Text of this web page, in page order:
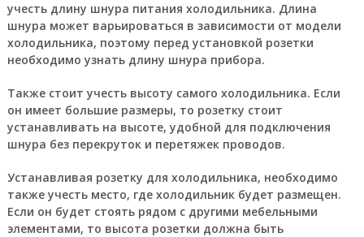
учесть длину шнура питания холодильника. Длина
шнура может варьироваться в зависимости от модели
холодильника, поэтому перед установкой розетки
необходимо узнать длину шнура прибора.
Также стоит учесть высоту самого холодильника. Если
он имеет большие размеры, то розетку стоит
устанавливать на высоте, удобной для подключения
шнура без перекруток и перетяжек проводов.
Устанавливая розетку для холодильника, необходимо
также учесть место, где холодильник будет размещен.
Если он будет стоять рядом с другими мебельными
элементами, то высота розетки должна быть